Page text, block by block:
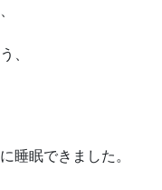
、
睡眠できました。